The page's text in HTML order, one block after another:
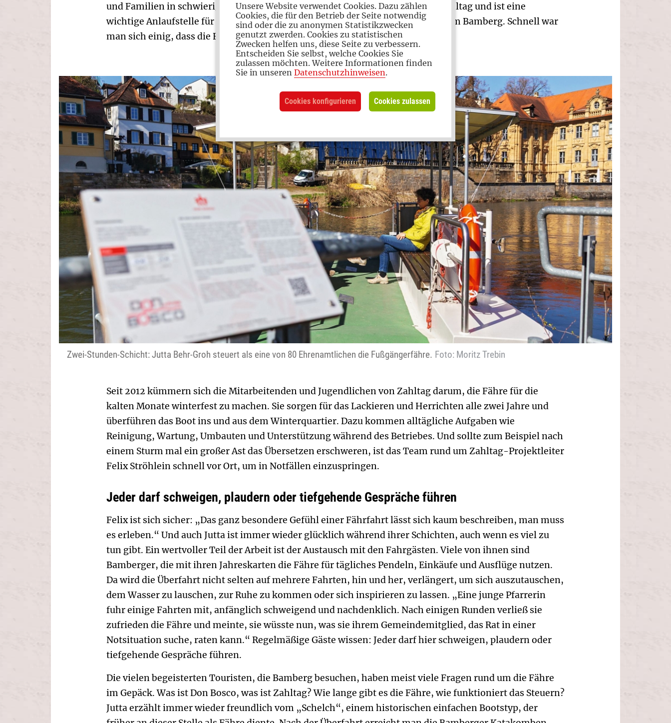
und Familien in schwierigen Lebenssituationen. Eines dieser Projekte heißt Zahltag und ist eine
wichtige Anlaufstelle für überwiegend wohnungslose junge Menschen in und um Bamberg. Schnell war
man sich einig, dass die Fähre vielfältige Aufgaben für Zahltag bietet.
Zwei-Stunden-Schicht: Jutta Behr-Groh steuert als eine von 80 Ehrenamtlichen die Fußgängerfähre. Foto: Moritz Trebin
Seit 2012 kümmern sich die Mitarbeitenden und Jugendlichen von Zahltag darum, die Fähre für die
kalten Monate winterfest zu machen. Sie sorgen für das Lackieren und Herrichten alle zwei Jahre und
überführen das Boot ins und aus dem Winterquartier. Dazu kommen alltägliche Aufgaben wie
Reinigung, Wartung, Umbauten und Unterstützung während des Betriebes. Und sollte zum Beispiel nach
einem Sturm mal ein großer Ast das Übersetzen erschweren, ist das Team rund um Zahltag-­Projektleiter
Felix Ströhlein schnell vor Ort, um in Notfällen einzuspringen.
Jeder darf schweigen, plaudern oder tiefgehende Gespräche führen
Felix ist sich sicher: „Das ganz besondere Gefühl einer Fährfahrt lässt sich kaum beschreiben, man muss
es erleben.“ Und auch Jutta ist immer wieder glücklich während ihrer Schichten, auch wenn es viel zu
tun gibt. Ein wertvoller Teil der Arbeit ist der Austausch mit den Fahrgästen. Viele von ihnen sind
Bamberger, die mit ihren Jahreskarten die Fähre für tägliches Pendeln, Einkäufe und Ausflüge nutzen.
Da wird die Überfahrt nicht selten auf mehrere Fahrten, hin und her, verlängert, um sich auszutauschen,
dem Wasser zu lauschen, zur Ruhe zu kommen oder sich inspirieren zu lassen. „Eine junge Pfarrerin
fuhr einige Fahrten mit, anfänglich schweigend und nachdenklich. Nach einigen Runden verließ sie
zufrieden die Fähre und meinte, sie wüsste nun, was sie ihrem Gemeindemitglied, das Rat in einer
Notsituation suche, raten kann.“ Regelmäßige Gäste wissen: Jeder darf hier schweigen, plaudern oder
tiefgehende Gespräche führen.
Die vielen begeisterten Touristen, die Bamberg besuchen, haben meist viele Fragen rund um die Fähre
im Gepäck. Was ist Don Bosco, was ist Zahltag? Wie lange gibt es die Fähre, wie funktioniert das Steuern?
Jutta erzählt immer wieder freundlich vom „Schelch“, einem historischen einfachen Bootstyp, der
Unsere Website verwendet Cookies. Dazu zählen
Cookies, die für den Betrieb der Seite notwendig
sind oder die zu anonymen Statistikzwecken
genutzt zwerden. Cookies zu statistischen
Zwecken helfen uns, diese Seite zu verbessern.
Entscheiden Sie selbst, welche Cookies Sie
zulassen möchten. Weitere Informationen finden
Sie in unseren Datenschutzhinweisen.
Cookies konfigurieren Cookies zulassen